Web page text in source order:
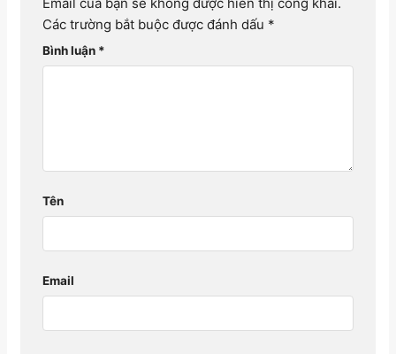
Các trường bắt buộc được đánh dấu *
Bình luận *
Tên
Email